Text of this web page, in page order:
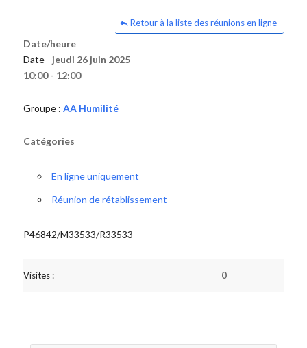
Retour à la liste des réunions en ligne
Date/heure
Date - jeudi 26 juin 2025
10:00 - 12:00
Groupe : AA Humilité
Catégories
En ligne uniquement
Réunion de rétablissement
P46842/M33533/R33533
Visites : 0